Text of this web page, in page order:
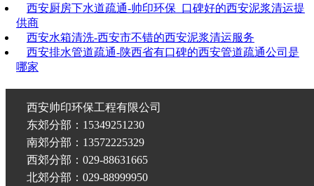
西安厨房下水道疏通-帅印环保_口碑好的西安泥浆清运提
供商
西安水箱清洗-西安市不错的西安泥浆清运服务
西安排水管道疏通-陕西省有口碑的西安管道疏通公司是
哪家
西安帅印环保工程有限公司
东郊分部：15349251230
南郊分部：13572225329
西郊分部：029-88631665
北郊分部：029-88999950